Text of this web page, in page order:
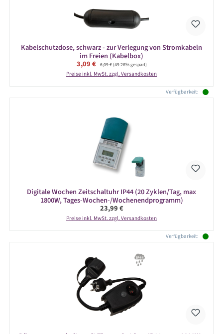
Kabelschutzdose, schwarz - zur Verlegung von Stromkabeln
im Freien (Kabelbox)
Verkaufspreis:
3,09 € Regulärer Preis:
6,09 €(49.26% gespart)
Preise inkl. MwSt. zzgl. Versandkosten
Verfügbarkeit:
Digitale Wochen Zeitschaltuhr IP44 (20 Zyklen/Tag, max
1800W, Tages-Wochen-/Wochenendprogramm)
Regulärer Preis:
23,99 €
Preise inkl. MwSt. zzgl. Versandkosten
Verfügbarkeit: